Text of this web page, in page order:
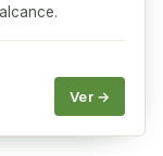
Ver →